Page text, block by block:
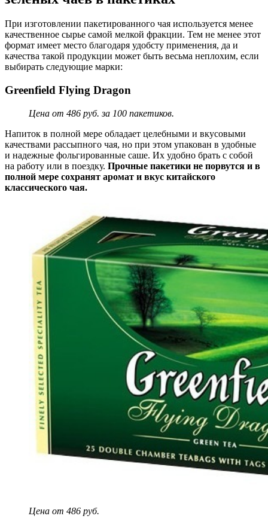
При изготовлении пакетированного чая используется менее
качественное сырье самой мелкой фракции. Тем не менее этот
формат имеет место благодаря удобсту применения, да и
качества такой продукции может быть весьма неплохим, если
выбирать следующие марки:
Greenfield Flying Dragon
Цена от 486 руб. за 100 пакетиков.
Напиток в полной мере обладает целебными и вкусовыми
качествами рассыпного чая, но при этом упакован в удобные
и надежные фольгированные саше. Их удобно брать с собой
на работу или в поездку. Прочные пакетики не порвутся и в
полной мере сохранят аромат и вкус китайского
классического чая.
Цена от 486 руб.